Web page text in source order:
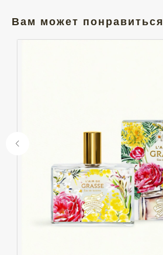
Вам может понравиться